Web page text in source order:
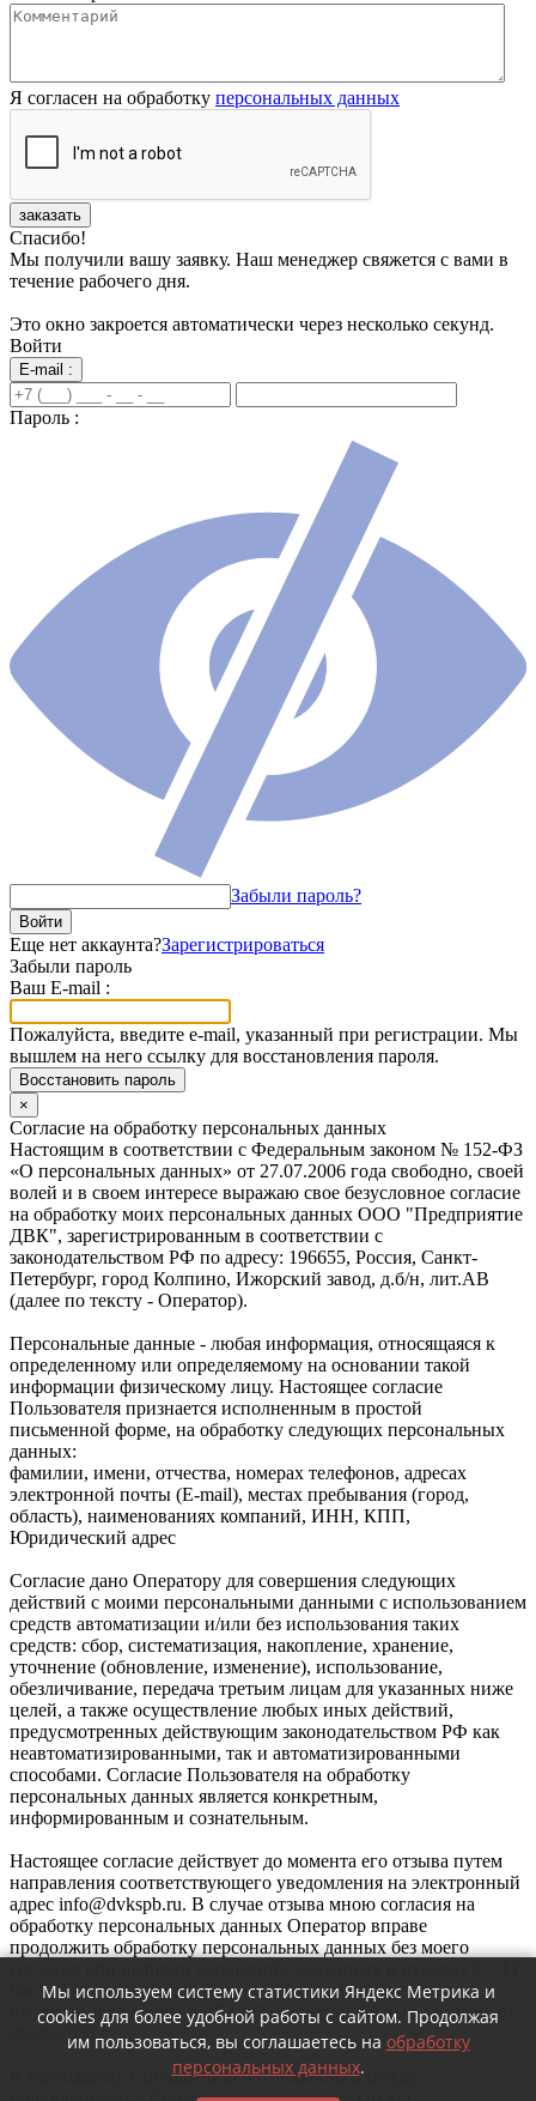
Я согласен на обработку персональных данных
заказать
Спасибо!
Мы получили вашу заявку. Наш менеджер свяжется с вами в
течение рабочего дня.
Это окно закроется автоматически через несколько секунд.
Войти
E-mail :
Пароль :
Забыли пароль?
Войти
Еще нет аккаунта?Зарегистрироваться
Забыли пароль
Ваш E-mail :
Пожалуйста, введите e-mail, указанный при регистрации. Мы
вышлем на него ссылку для восстановления пароля.
Восстановить пароль
×
Согласие на обработку персональных данных
Настоящим в соответствии с Федеральным законом № 152-ФЗ
«О персональных данных» от 27.07.2006 года свободно, своей
волей и в своем интересе выражаю свое безусловное согласие
на обработку моих персональных данных ООО "Предприятие
ДВК", зарегистрированным в соответствии с
законодательством РФ по адресу: 196655, Россия, Санкт-
Петербург, город Колпино, Ижорский завод, д.б/н, лит.АВ
(далее по тексту - Оператор).
Персональные данные - любая информация, относящаяся к
определенному или определяемому на основании такой
информации физическому лицу. Настоящее согласие
Пользователя признается исполненным в простой
письменной форме, на обработку следующих персональных
данных:
фамилии, имени, отчества, номерах телефонов, адресах
электронной почты (E-mail), местах пребывания (город,
область), наименованиях компаний, ИНН, КПП,
Юридический адрес
Согласие дано Оператору для совершения следующих
действий с моими персональными данными с использованием
средств автоматизации и/или без использования таких
средств: сбор, систематизация, накопление, хранение,
уточнение (обновление, изменение), использование,
обезличивание, передача третьим лицам для указанных ниже
целей, а также осуществление любых иных действий,
предусмотренных действующим законодательством РФ как
неавтоматизированными, так и автоматизированными
способами. Согласие Пользователя на обработку
персональных данных является конкретным,
информированным и сознательным.
Настоящее согласие действует до момента его отзыва путем
направления соответствующего уведомления на электронный
адрес info@dvkspb.ru. В случае отзыва мною согласия на
обработку персональных данных Оператор вправе
продолжить обработку персональных данных без моего
части 1 статьи 6, части 2 статьи 10 и части 2 статьи 11
Федерального закона №152-ФЗ «О персональных данных» от
26.06.2006 г.
К настоящему Соглашению и отношениям между
Мы используем систему статистики Яндекс Метрика и
cookies для более удобной работы с сайтом. Продолжая
им пользоваться, вы соглашаетесь на обработку
персональных данных.